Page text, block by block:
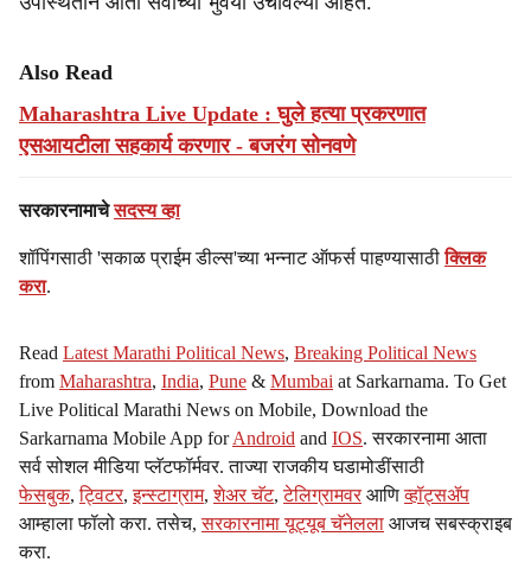
Also Read
Maharashtra Live Update : घुले हत्या प्रकरणात
एसआयटीला सहकार्य करणार - बजरंग सोनवणे
सरकारनामाचेसदस्य व्हा
शॉपिंगसाठी 'सकाळ प्राईम डील्स'च्या भन्नाट ऑफर्स पाहण्यासाठीक्लिक
करा.
Read Latest Marathi Political News, Breaking Political News
from Maharashtra, India, Pune & Mumbai at Sarkarnama. To Get
Live Political Marathi News on Mobile, Download the
Sarkarnama Mobile App forAndroid and IOS. सरकारनामा आता
सर्व सोशल मीडिया प्लॅटफॉर्मवर. ताज्या राजकीय घडामोडींसाठी
फेसबुक,ट्विटर,इन्स्टाग्राम,शेअर चॅट,टेलिग्रामवर आणिव्हॉट्सॲप
आम्हाला फॉलो करा. तसेच,सरकारनामा यूट्यूब चॅनेलला आजच सबस्क्राइब
करा.